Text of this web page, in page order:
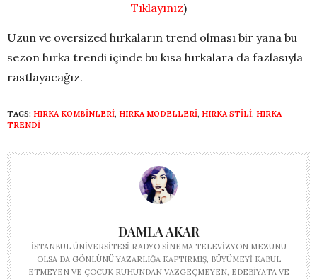
Tıklayınız)
Uzun ve oversized hırkaların trend olması bir yana bu
sezon hırka trendi içinde bu kısa hırkalara da fazlasıyla
rastlayacağız.
TAGS: HIRKA KOMBINLERI, HIRKA MODELLERI, HIRKA STILI, HIRKA
TRENDI
DAMLA AKAR
İSTANBUL ÜNIVERSITESI RADYO SINEMA TELEVIZYON MEZUNU
OLSA DA GÖNLÜNÜ YAZARLIĞA KAPTIRMIŞ, BÜYÜMEYI KABUL
ETMEYEN VE ÇOCUK RUHUNDAN VAZGEÇMEYEN, EDEBIYATA VE